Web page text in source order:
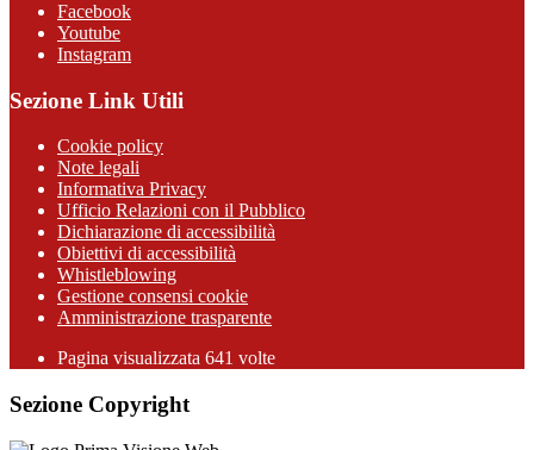
Facebook
Youtube
Instagram
Sezione Link Utili
Cookie policy
Note legali
Informativa Privacy
Ufficio Relazioni con il Pubblico
Dichiarazione di accessibilità
Obiettivi di accessibilità
Whistleblowing
Gestione consensi cookie
Amministrazione trasparente
Pagina visualizzata 641 volte
Sezione Copyright